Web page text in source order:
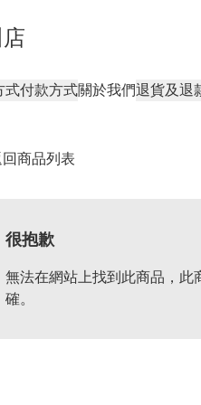
式付款方式關於我們退貨及退
回商品列表
很抱歉
無法在網站上找到此商品，此
確。